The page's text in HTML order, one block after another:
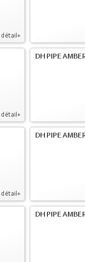
détail+
détail+
DH PIPE
détail+
DH PIPE
DH PIPE